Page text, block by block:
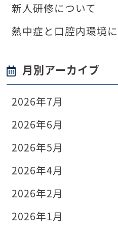
新人研修について
熱中症と口腔内環境
月別アーカイブ
2026年7月
2026年6月
2026年5月
2026年4月
2026年2月
2026年1月